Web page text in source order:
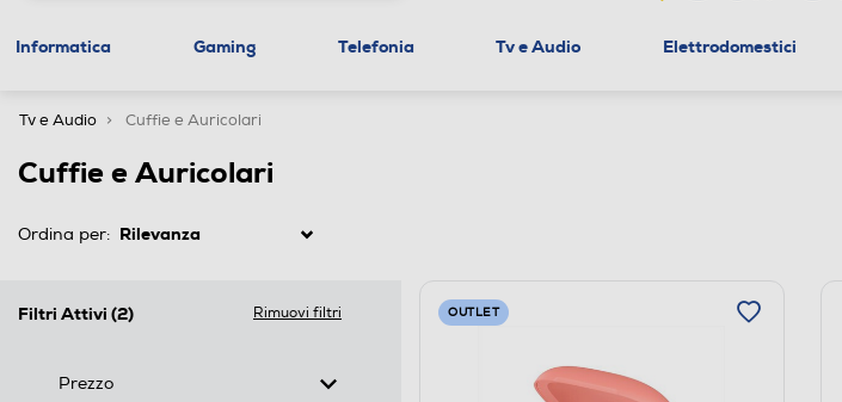
Informatica Gaming Telefonia Tv e Audio Elettrodomestici
Tv e Audio Cuffie e Auricolari
Cuffie e Auricolari
Ordina per:
Filtri Attivi (2) Rimuovi filtri
Prezzo
OUTLET